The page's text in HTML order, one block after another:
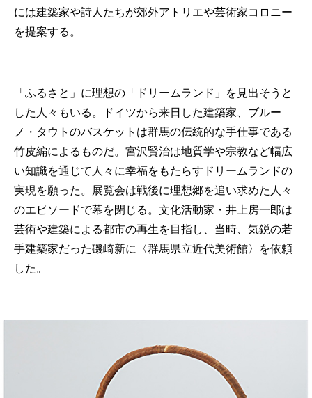
には建築家や詩人たちが郊外アトリエや芸術家コロニー
を提案する。
「ふるさと」に理想の「ドリームランド」を見出そうと
した人々もいる。ドイツから来日した建築家、ブルー
ノ・タウトのバスケットは群馬の伝統的な手仕事である
竹皮編によるものだ。宮沢賢治は地質学や宗教など幅広
い知識を通じて人々に幸福をもたらすドリームランドの
実現を願った。展覧会は戦後に理想郷を追い求めた人々
のエピソードで幕を閉じる。文化活動家・井上房一郎は
芸術や建築による都市の再生を目指し、当時、気鋭の若
手建築家だった磯崎新に〈群馬県立近代美術館〉を依頼
した。